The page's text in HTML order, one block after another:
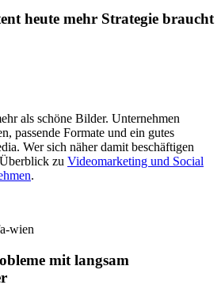
heute mehr Strategie braucht
als schöne Bilder. Unternehmen
passende Formate und ein gutes
Wer sich näher damit beschäftigen
zu Videomarketing und Social
.
mit langsam